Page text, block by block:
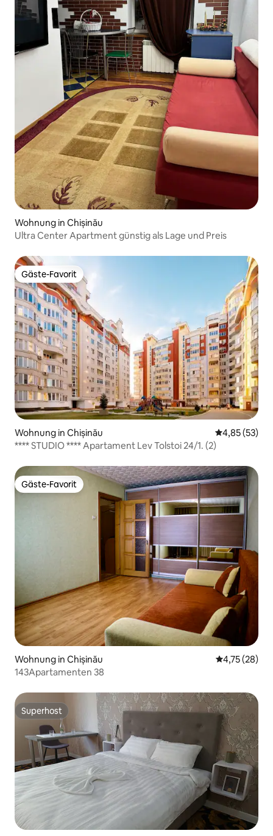
Wohnung in Chișinău
Ultra Center Apartment günstig als Lage und Preis
Gäste-Favorit
Gäste-Favorit
Wohnung in Chișinău
4,85 (53)
**** STUDIO **** Apartament Lev Tolstoi 24/1. (2)
Gäste-Favorit
Gäste-Favorit
Wohnung in Chișinău
4,75 (28)
143Apartamenten 38
Superhost
Superhost